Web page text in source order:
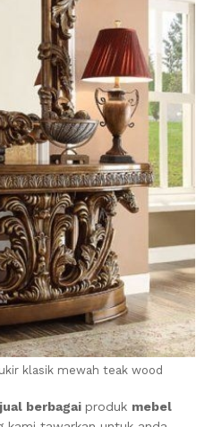
klasik mewah teak wood
berbagai produk mebel